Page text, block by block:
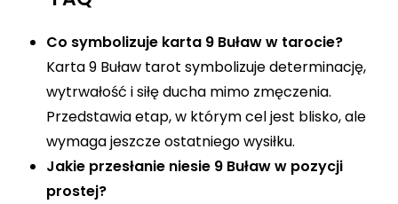
Co symbolizuje karta 9 Buław w tarocie?
Karta 9 Buław tarot symbolizuje determinację,
wytrwałość i siłę ducha mimo zmęczenia.
Przedstawia etap, w którym cel jest blisko, ale
wymaga jeszcze ostatniego wysiłku.
Jakie przesłanie niesie 9 Buław w pozycji
prostej?